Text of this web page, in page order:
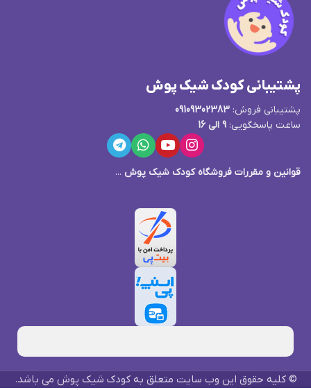
پشتیبانی کودک شیک پوش
پشتیبانی فروش: 09109302383
ساعت پاسخگویی: 9 الی 16
قوانین و مقررات فروشگاه کودک شیک پوش ...
© کلیه حقوق این وب سایت متعلق به کودک شیک پوش می باشد.